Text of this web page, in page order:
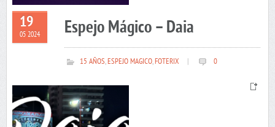
19
05 2024 Espejo Mágico – Daia
15 AÑOS,ESPEJO MAGICO,FOTERIX 0